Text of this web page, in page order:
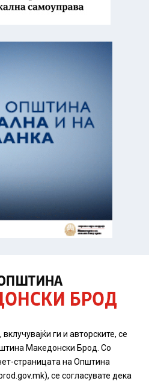
ги и авторските, се
Македонски Брод. Со
страницата на Општина
се согласувате дека